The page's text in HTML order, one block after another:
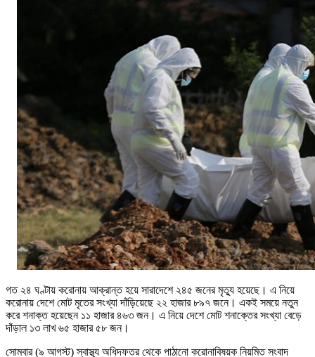
গত ২৪ ঘণ্টায় করোনায় আক্রান্ত হয়ে সারাদেশে ২৪৫ জনের মৃত্যু হয়েছে। এ নিয়ে
করোনায় দেশে মোট মৃতের সংখ্যা দাঁড়িয়েছে ২২ হাজার ৮৯৭ জনে। একই সময়ে নতুন
করে শনাক্ত হয়েছেন ১১ হাজার ৪৬৩ জন। এ নিয়ে দেশে মোট শনাক্তের সংখ্যা বেড়ে
দাঁড়াল ১৩ লাখ ৬৫ হাজার ৫৮ জন।
সোমবার (৯ আগস্ট) স্বাস্থ্য অধিদফতর থেকে পাঠানো করোনাবিষয়ক নিয়মিত সংবাদ